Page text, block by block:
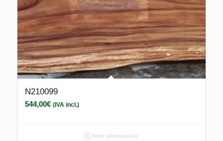
N210099
544,00€ (IVA incl.)
Pedir información